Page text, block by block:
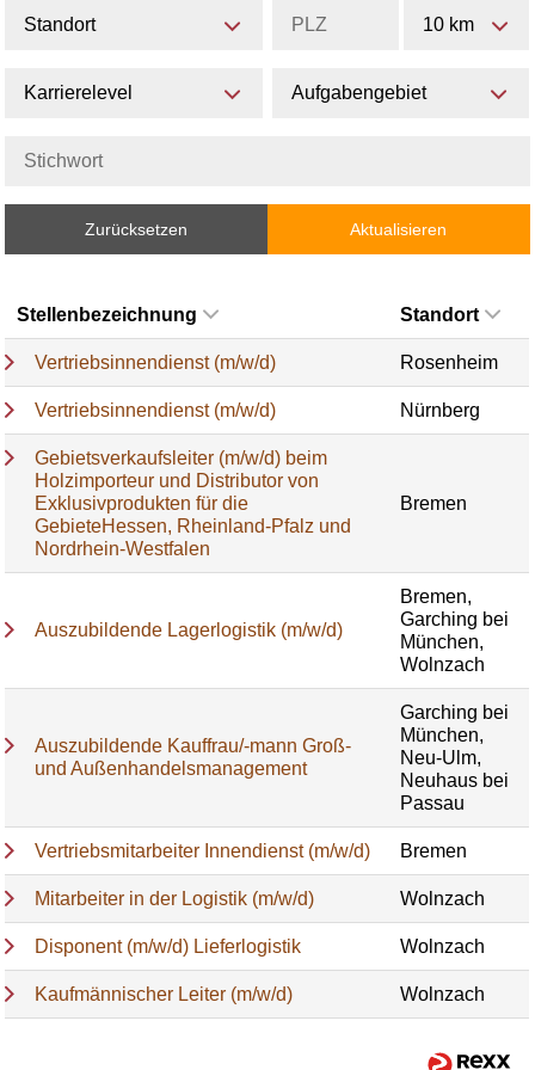
Standort 10 km
Karrierelevel Aufgabengebiet
Zurücksetzen Aktualisieren
Stellenbezeichnung Standort
Vertriebsinnendienst (m/w/d) Rosenheim
Vertriebsinnendienst (m/w/d) Nürnberg
Gebietsverkaufsleiter (m/w/d) beim
Holzimporteur und Distributor von
Exklusivprodukten für die
GebieteHessen, Rheinland-Pfalz und
Nordrhein-Westfalen
Bremen
Auszubildende Lagerlogistik (m/w/d)
Bremen,
Garching bei
München,
Wolnzach
Auszubildende Kauffrau/-mann Groß-
und Außenhandelsmanagement
Garching bei
München,
Neu-Ulm,
Neuhaus bei
Passau
Vertriebsmitarbeiter Innendienst (m/w/d) Bremen
Mitarbeiter in der Logistik (m/w/d) Wolnzach
Disponent (m/w/d) Lieferlogistik Wolnzach
Kaufmännischer Leiter (m/w/d) Wolnzach